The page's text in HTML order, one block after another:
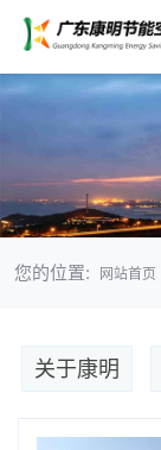
您的位置: 网站首页
关于康明